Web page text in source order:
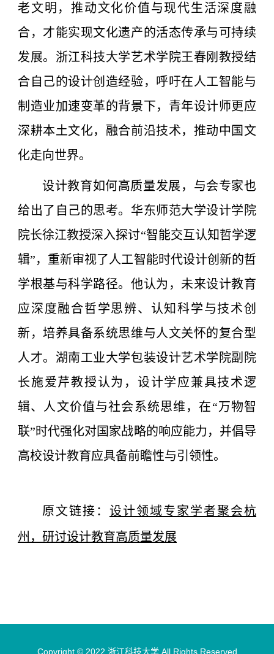
老文明，推动文化价值与现代生活深度融
合，才能实现文化遗产的活态传承与可持续
发展。浙江科技大学艺术学院王春刚教授结
合自己的设计创造经验，呼吁在人工智能与
制造业加速变革的背景下，青年设计师更应
深耕本土文化，融合前沿技术，推动中国文
化走向世界。
设计教育如何高质量发展，与会专家也
给出了自己的思考。华东师范大学设计学院
院长徐江教授深入探讨“智能交互认知哲学逻
辑”，重新审视了人工智能时代设计创新的哲
学根基与科学路径。他认为，未来设计教育
应深度融合哲学思辨、认知科学与技术创
新，培养具备系统思维与人文关怀的复合型
人才。湖南工业大学包装设计艺术学院副院
长施爱芹教授认为，设计学应兼具技术逻
辑、人文价值与社会系统思维，在“万物智
联”时代强化对国家战略的响应能力，并倡导
高校设计教育应具备前瞻性与引领性。
原文链接： 设计领域专家学者聚会杭
州，研讨设计教育高质量发展
Copyright © 2022 浙江科技大学 All Rights Reserved